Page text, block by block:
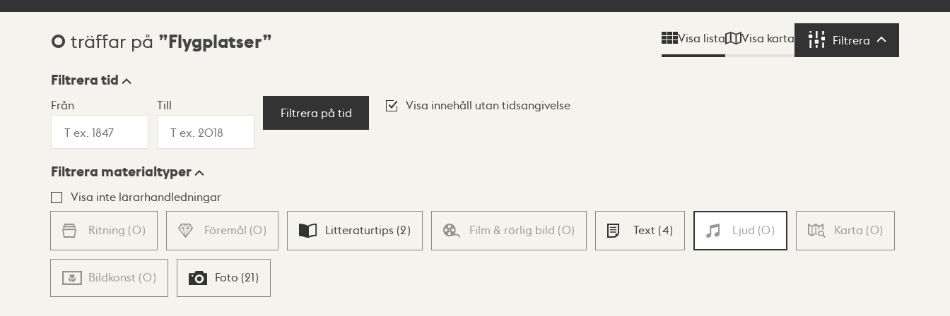
Sökresultat
0 träffar på Flygplatser Visa lista Visa karta Filtrera Filtrera
Visningsläge
Lista Karta
Filtrera tid
Från Till
Filtrera på tid
Visa innehåll utan tidsangivelse
Filtrera materialtyper
Visa inte lärarhandledningar
Ritning (0) Föremål (0) Litteraturtips (2) Film & rörlig bild (0) Text (4) Ljud (0) Karta (0)
Bildkonst (0) Foto (21)